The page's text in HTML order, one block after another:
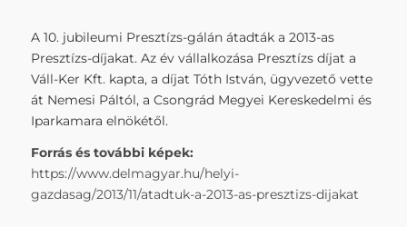
A 10. jubileumi Presztízs-gálán átadták a 2013-as
Presztízs-díjakat. Az év vállalkozása Presztízs díjat a
Váll-Ker Kft. kapta, a díjat Tóth István, ügyvezető vette
át Nemesi Páltól, a Csongrád Megyei Kereskedelmi és
Iparkamara elnökétől.
Forrás és további képek:
https://www.delmagyar.hu/helyi-
gazdasag/2013/11/atadtuk-a-2013-as-presztizs-dijakat